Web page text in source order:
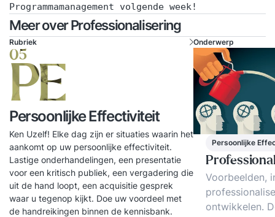
Programmamanagement volgende week!
Meer over Professionalisering
Rubriek
05
PE
Persoonlijke Effectiviteit
Ken Uzelf! Elke dag zijn er situaties waarin het
aankomt op uw persoonlijke effectiviteit.
Lastige onderhandelingen, een presentatie
voor een kritisch publiek, een vergadering die
uit de hand loopt, een acquisitie gesprek
waar u tegenop kijkt. Doe uw voordeel met
de handreikingen binnen de kennisbank.
Onderwerp
Persoonlijke
Voorbeelden,
ontwikkelen.